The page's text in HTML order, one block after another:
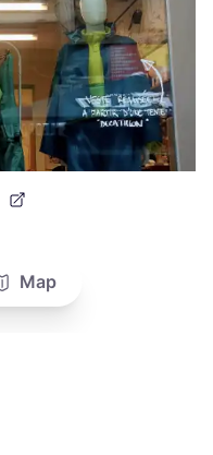
Map